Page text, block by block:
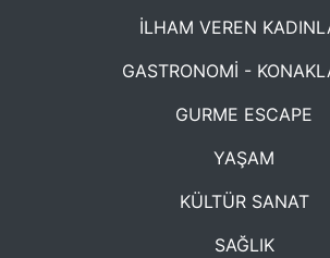
İLHAM VEREN
GASTRONOMİ -
GURME ESCAPE
YAŞAM
KÜLTÜR SANAT
SAĞLIK